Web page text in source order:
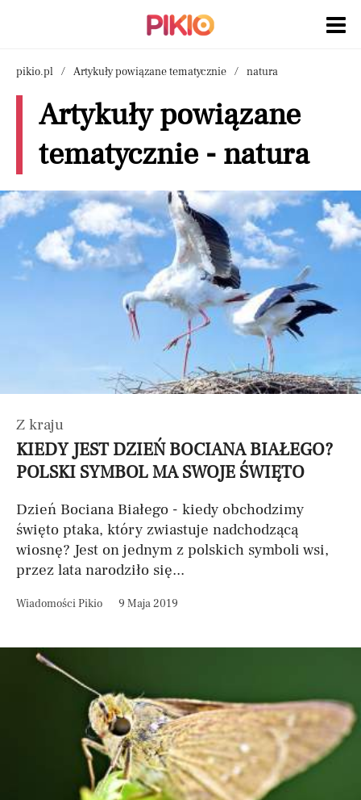
pikio.pl Artykuły powiązane tematycznie natura
Artykuły powiązane
tematycznie - natura
Z kraju
KIEDY JEST DZIEŃ BOCIANA BIAŁEGO?
POLSKI SYMBOL MA SWOJE ŚWIĘTO
Dzień Bociana Białego - kiedy obchodzimy
święto ptaka, który zwiastuje nadchodzącą
wiosnę? Jest on jednym z polskich symboli wsi,
przez lata narodziło się...
Wiadomości Pikio 9 Maja 2019